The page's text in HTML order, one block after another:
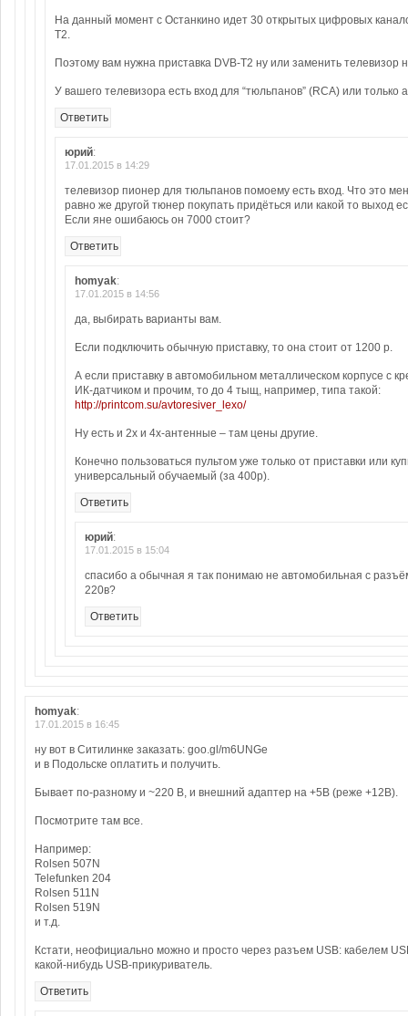
На данный момент с Останкино идет 30 открытых цифровых
T2.
Поэтому вам нужна приставка DVB-T2 ну или заменить телевизор
У вашего телевизора есть вход для “тюльпанов” (RCA) или только
Ответить
юрий:
17.01.2015 в 14:29
телевизор пионер для тюльпанов помоему есть вход. Что это
равно же другой тюнер покупать придёться или какой то выход
Если яне ошибаюсь он 7000 стоит?
Ответить
homyak:
17.01.2015 в 14:56
да, выбирать варианты вам.
Если подключить обычную приставку, то она стоит от 1200 р.
А если приставку в автомобильном металлическом корпусе с
ИК-датчиком и прочим, то до 4 тыщ, например, типа такой:
http://printcom.su/avtoresiver_lexo/
Ну есть и 2х и 4х-антенные – там цены другие.
Конечно пользоваться пультом уже только от приставки или
универсальный обучаемый (за 400р).
Ответить
юрий:
17.01.2015 в 15:04
спасибо а обычная я так понимаю не автомобильная с
220в?
Ответить
homyak:
17.01.2015 в 16:45
ну вот в Ситилинке заказать: goo.gl/m6UNGe
и в Подольске оплатить и получить.
Бывает по-разному и ~220 В, и внешний адаптер на +5В (реже +12В).
Посмотрите там все.
Например:
Rolsen 507N
Telefunken 204
Rolsen 511N
Rolsen 519N
и т.д.
Кстати, неофициально можно и просто через разъем USB: кабелем
какой-нибудь USB-прикуриватель.
Ответить